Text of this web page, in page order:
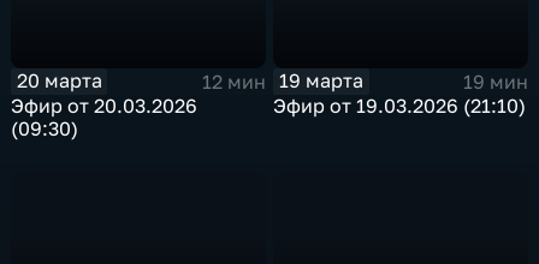
20 марта
12 мин
Эфир от 20.03.2026
(09:30)
19 марта
19 мин
Эфир от 19.03.2026 (21:10)